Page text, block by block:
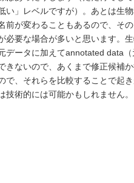
い」レベルですが）。あとは生
前が変わることもあるので、そ
必要な場合が多いと思います。
データに加えてannotated data
きないので、あくまで修正候補
で、それらを比較することで起
技術的には可能かもしれません。